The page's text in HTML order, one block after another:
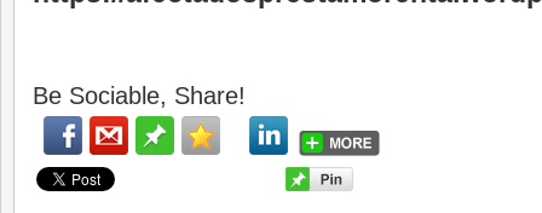
Be Sociable, Share!